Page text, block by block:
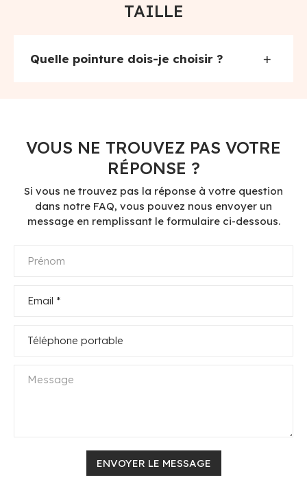
TAILLE
Quelle pointure dois-je choisir ? +
VOUS NE TROUVEZ PAS VOTRE
RÉPONSE ?
Si vous ne trouvez pas la réponse à votre question
dans notre FAQ, vous pouvez nous envoyer un
message en remplissant le formulaire ci-dessous.
Prénom
Email *
Téléphone portable
Message
ENVOYER LE MESSAGE